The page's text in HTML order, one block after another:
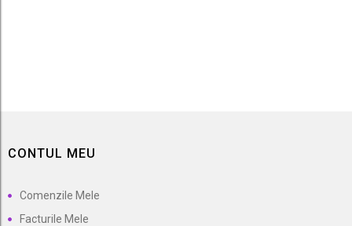
CONTUL MEU
Comenzile Mele
Facturile Mele